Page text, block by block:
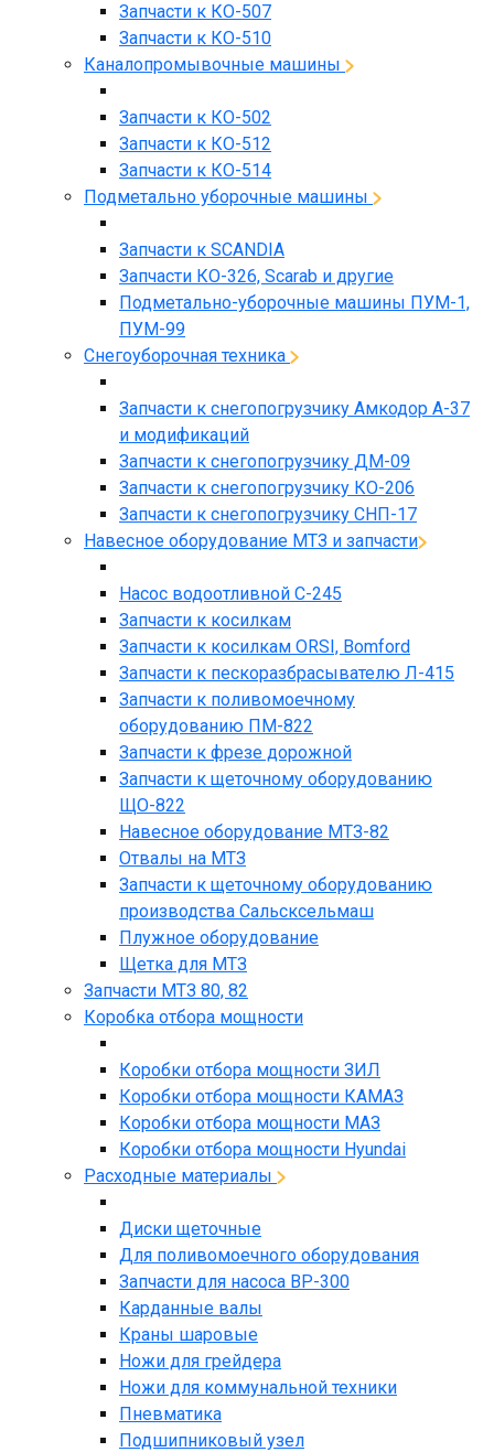
Запчасти к КО-507
Запчасти к КО-510
Каналопромывочные машины
Запчасти к КО-502
Запчасти к КО-512
Запчасти к КО-514
Подметально уборочные машины
Запчасти к SCANDIA
Запчасти КО-326, Scarab и другие
Подметально-уборочные машины ПУМ-1,
ПУМ-99
Снегоуборочная техника
Запчасти к снегопогрузчику Амкодор А-37
и модификаций
Запчасти к снегопогрузчику ДМ-09
Запчасти к снегопогрузчику КО-206
Запчасти к снегопогрузчику СНП-17
Навесное оборудование МТЗ и запчасти
Насос водоотливной С-245
Запчасти к косилкам
Запчасти к косилкам ORSI, Bomford
Запчасти к пескоразбрасывателю Л-415
Запчасти к поливомоечному
оборудованию ПМ-822
Запчасти к фрезе дорожной
Запчасти к щеточному оборудованию
ЩО-822
Навесное оборудование МТЗ-82
Отвалы на МТЗ
Запчасти к щеточному оборудованию
производства Сальсксельмаш
Плужное оборудование
Щетка для МТЗ
Запчасти МТЗ 80, 82
Коробка отбора мощности
Коробки отбора мощности ЗИЛ
Коробки отбора мощности КАМАЗ
Коробки отбора мощности МАЗ
Коробки отбора мощности Hyundai
Расходные материалы
Диски щеточные
Для поливомоечного оборудования
Запчасти для насоса BP-300
Карданные валы
Краны шаровые
Ножи для грейдера
Ножи для коммунальной техники
Пневматика
Подшипниковый узел